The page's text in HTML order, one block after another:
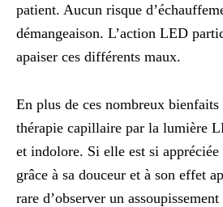
patient. Aucun risque
démangeaison. L’action LED
apaiser ces différents maux.
En plus de ces nombreux bienfaits
thérapie capillaire par la lumière
et indolore. Si elle est si appréciée
grâce à sa douceur et à son effet
rare d’observer un